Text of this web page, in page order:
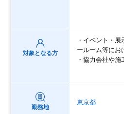
対象となる方
・イベント・
ールーム等にお
・協力会社や
勤務地
東京都